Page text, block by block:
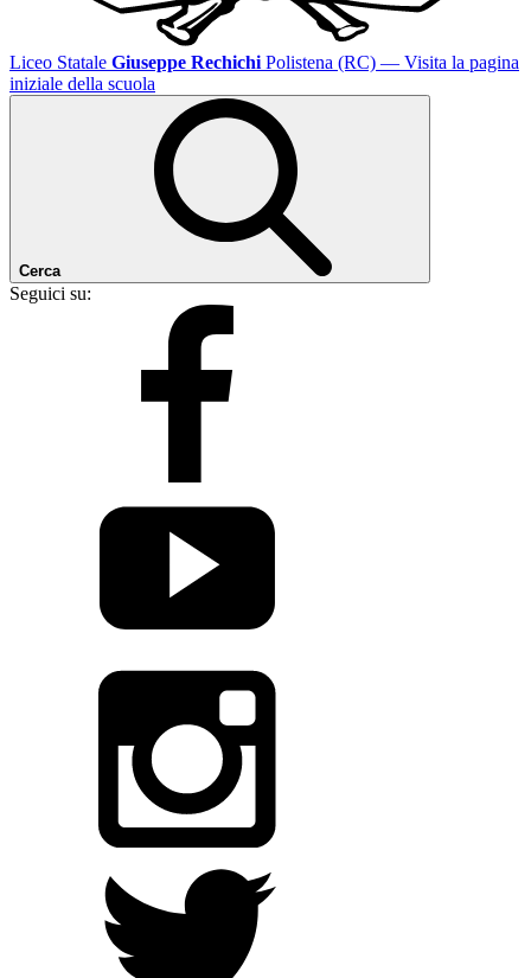
Liceo Statale Giuseppe Rechichi Polistena (RC) — Visita la pagina
iniziale della scuola
Cerca
Seguici su: